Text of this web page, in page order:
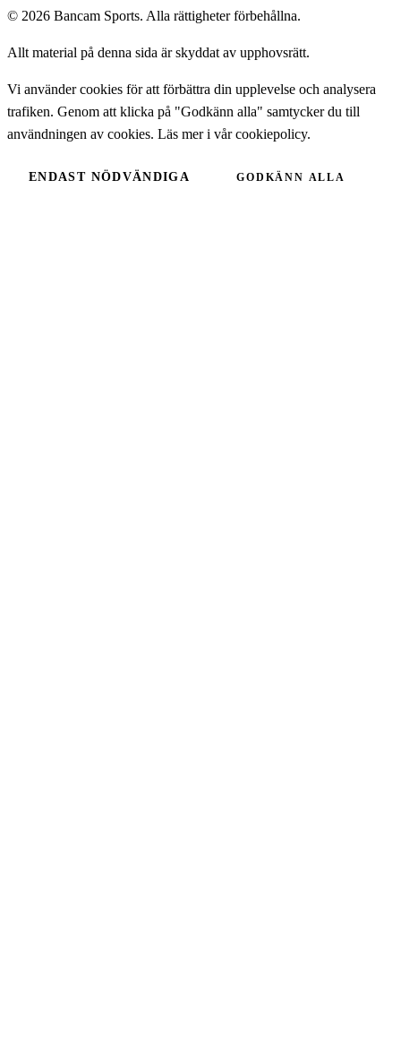
© 2026 Bancam Sports. Alla rättigheter förbehållna.
Allt material på denna sida är skyddat av upphovsrätt.
Vi använder cookies för att förbättra din upplevelse och analysera
trafiken. Genom att klicka på "Godkänn alla" samtycker du till
användningen av cookies. Läs mer i vårcookiepolicy.
ENDAST NÖDVÄNDIGA GODKÄNN ALLA